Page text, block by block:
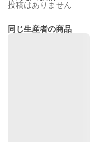
投稿はありません
同じ生産者の商品